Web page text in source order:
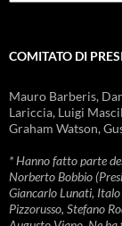
COMITATO DI
Mauro Barberis,
Lariccia, Luigi
Graham Watson,
* Hanno fatto parte
Norberto Bobbio
Giancarlo Lunati, Italo
Pizzorusso, Stefano